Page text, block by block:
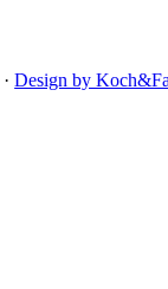
·Design by